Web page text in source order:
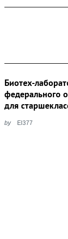
Биотех-
федерального
для
by El377